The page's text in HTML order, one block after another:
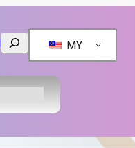
Search MY